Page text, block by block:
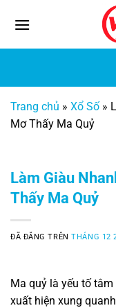
đến
Trang chủ » Xổ Số»
Mơ Thấy Ma Quỷ
Làm Giàu
Thấy Ma Quỷ
ĐÃ ĐĂNG TRÊNTHÁNG 12
Ma quỷ là yếu tố
xuất hiện xung